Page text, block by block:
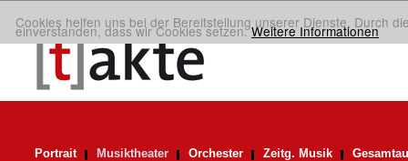
Cookies helfen uns bei der Bereitstellung unserer Dienste. Durch
einverstanden, dass wir Cookies setzen.Weitere Informationen
Portrait Musiktheater Orchester Zeitg. Musik